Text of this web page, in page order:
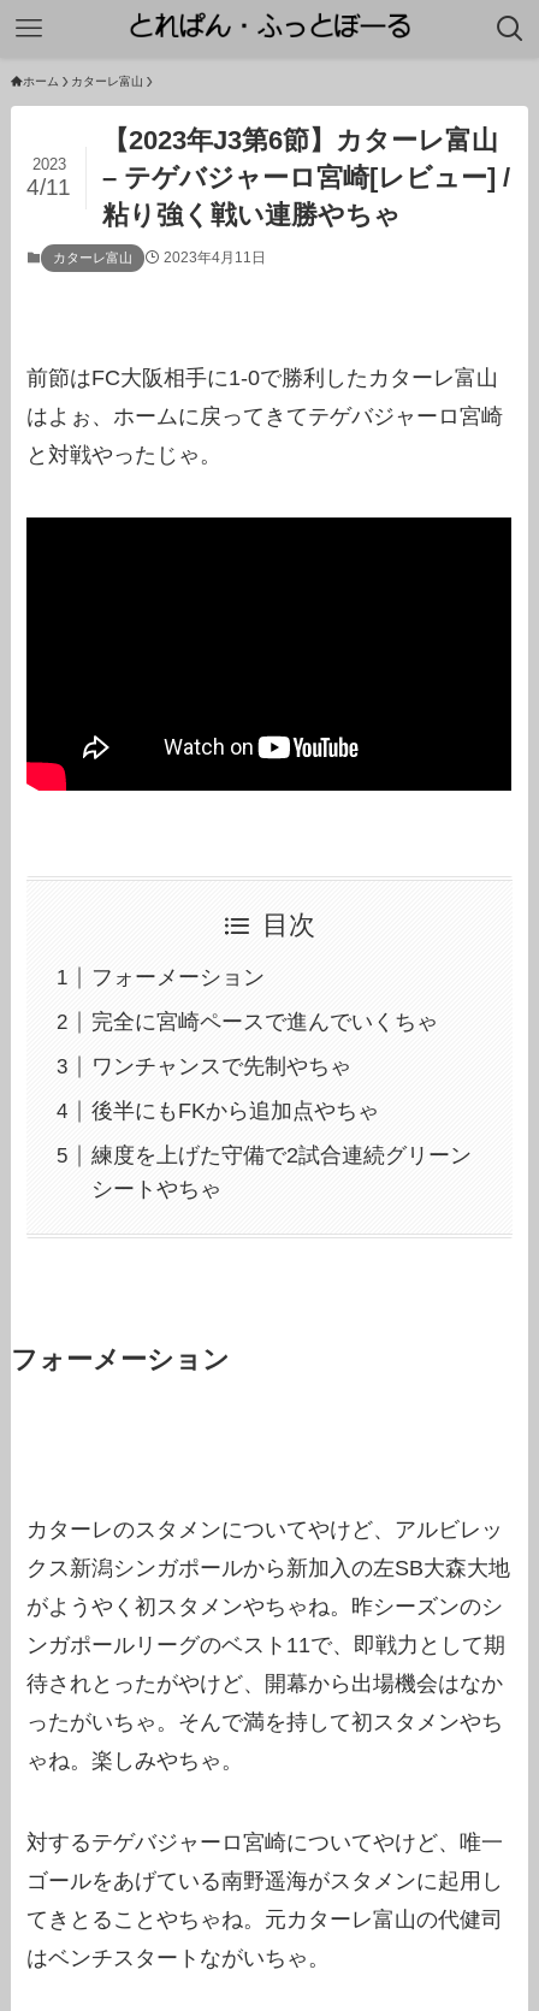
ホーム カターレ富山
【2023年J3第6節】カターレ富山
– テゲバジャーロ宮崎[レビュー] /
粘り強く戦い連勝やちゃ
2023
4/11
カターレ富山 2023年4月11日
前節はFC大阪相手に1-0で勝利したカターレ富山
はよぉ、ホームに戻ってきてテゲバジャーロ宮崎
と対戦やったじゃ。
目次
フォーメーション
完全に宮崎ペースで進んでいくちゃ
ワンチャンスで先制やちゃ
後半にもFKから追加点やちゃ
練度を上げた守備で2試合連続グリーン
シートやちゃ
フォーメーション
カターレのスタメンについてやけど、アルビレッ
クス新潟シンガポールから新加入の左SB大森大地
がようやく初スタメンやちゃね。昨シーズンのシ
ンガポールリーグのベスト11で、即戦力として期
待されとったがやけど、開幕から出場機会はなか
ったがいちゃ。そんで満を持して初スタメンやち
ゃね。楽しみやちゃ。
対するテゲバジャーロ宮崎についてやけど、唯一
ゴールをあげている南野遥海がスタメンに起用し
てきとることやちゃね。元カターレ富山の代健司
はベンチスタートながいちゃ。